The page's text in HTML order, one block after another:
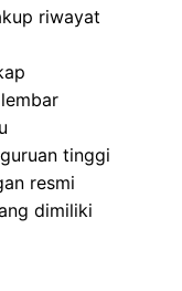
riwayat
tinggi
resmi
dimiliki